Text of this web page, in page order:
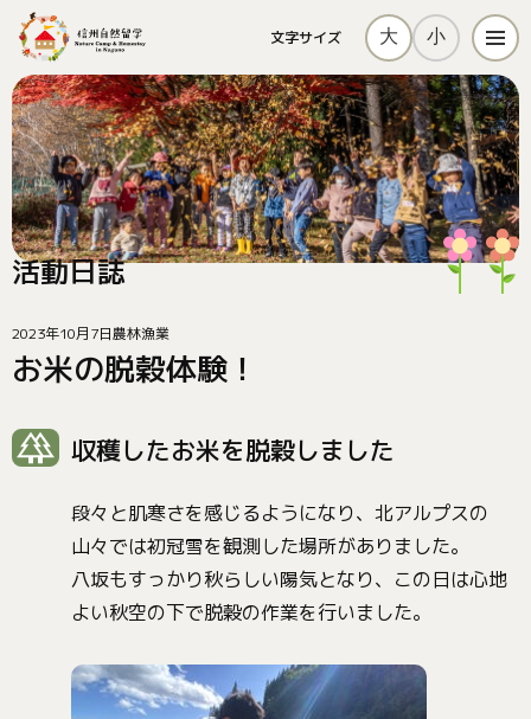
文字サイズ 大 小 メニ
活動日誌
2023年10月7日農林漁業
お米の脱穀体験！
収穫したお米を脱穀しました
段々と肌寒さを感じるようになり、北アルプスの
山々では初冠雪を観測した場所がありました。
八坂もすっかり秋らしい陽気となり、この日は心地
よい秋空の下で脱穀の作業を行いました。